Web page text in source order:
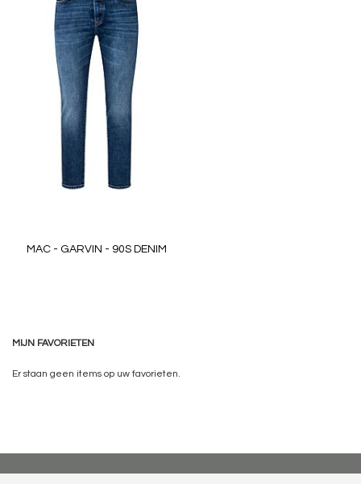
MAC - GARVIN - 90S DENIM
MIJN FAVORIETEN
Er staan geen items op uw favorieten.